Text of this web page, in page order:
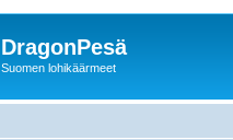
DragonPesä
Suomen lohikäärmeet